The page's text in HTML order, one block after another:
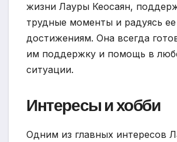
жизни Лауры Кеосаян,
трудные моменты и радуясь ее
достижениям. Она всегда
им поддержку и помощь в
ситуации.
Интересы и хобби
Одним из главных интересов